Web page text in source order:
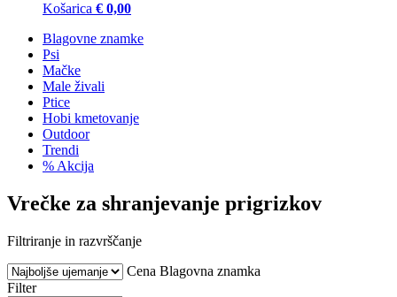
Košarica € 0,00
Blagovne znamke
Psi
Mačke
Male živali
Ptice
Hobi kmetovanje
Outdoor
Trendi
% Akcija
Vrečke za shranjevanje prigrizkov
Filtriranje in razvrščanje
Cena Blagovna znamka
Filter